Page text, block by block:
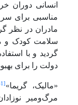
انسانی دوران
مناسبی برای
مادران در نظر
سلامت کودک و
گردید و با
دولت را برای
«مالیک، گریما»
مرگ‌ومیر